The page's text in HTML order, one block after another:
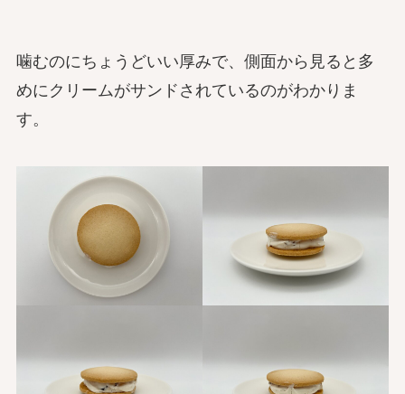
噛むのにちょうどいい厚みで、側面から見ると多
めにクリームがサンドされているのがわかりま
す。